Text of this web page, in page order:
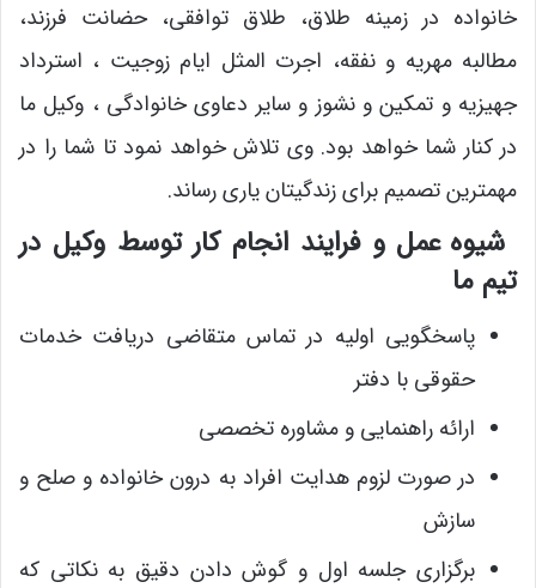
خانواده در زمینه طلاق، طلاق توافقی، حضانت فرزند،
مطالبه مهریه و نفقه، اجرت المثل ایام زوجیت ، استرداد
جهیزیه و تمکین و نشوز و سایر دعاوی خانوادگی ، وکیل ما
در کنار شما خواهد بود. وی تلاش خواهد نمود تا شما را در
مهمترین تصمیم برای زندگیتان یاری رساند.
شیوه عمل و فرایند انجام کار توسط وکیل در
تیم ما
پاسخگویی اولیه در تماس متقاضی دریافت خدمات
حقوقی با دفتر
ارائه راهنمایی و مشاوره تخصصی
در صورت لزوم هدایت افراد به درون خانواده و صلح و
سازش
برگزاری جلسه اول و گوش دادن دقیق به نکاتی که